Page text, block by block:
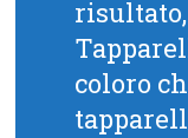
coloro